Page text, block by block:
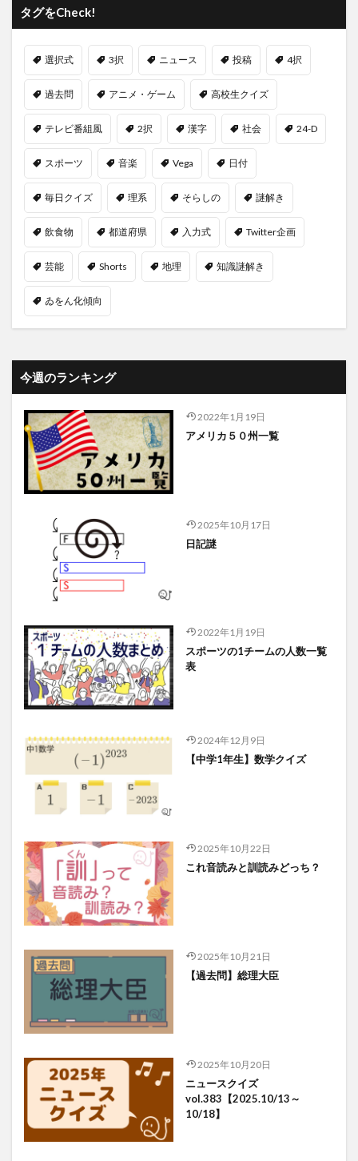
タグをCheck!
選択式 3択 ニュース 投稿 4択
過去問 アニメ・ゲーム 高校生クイズ
テレビ番組風 2択 漢字 社会 24-D
スポーツ 音楽 Vega 日付
毎日クイズ 理系 そらしの 謎解き
飲食物 都道府県 入力式 Twitter企画
芸能 Shorts 地理 知識謎解き
ゐをん化傾向
今週のランキング
2022年1月19日
アメリカ５０州一覧
2025年10月17日
日記謎
2022年1月19日
スポーツの1チームの人数一覧
表
2024年12月9日
【中学1年生】数学クイズ
2025年10月22日
これ音読みと訓読みどっち？
2025年10月21日
【過去問】総理大臣
2025年10月20日
ニュースクイズ
vol.383【2025.10/13～
10/18】